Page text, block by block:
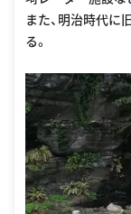
また、明治時代
る。